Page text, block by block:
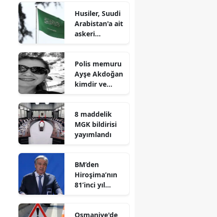
meydana geldi
Husiler, Suudi
Arabistan'a ait
askeri
Polis memuru
Ayşe Akdoğan
kimdir ve
kaybı
8 maddelik
MGK bildirisi
yayımlandı
BM’den
Hiroşima’nın
81’inci yıl
uyarısı
Osmaniye'de